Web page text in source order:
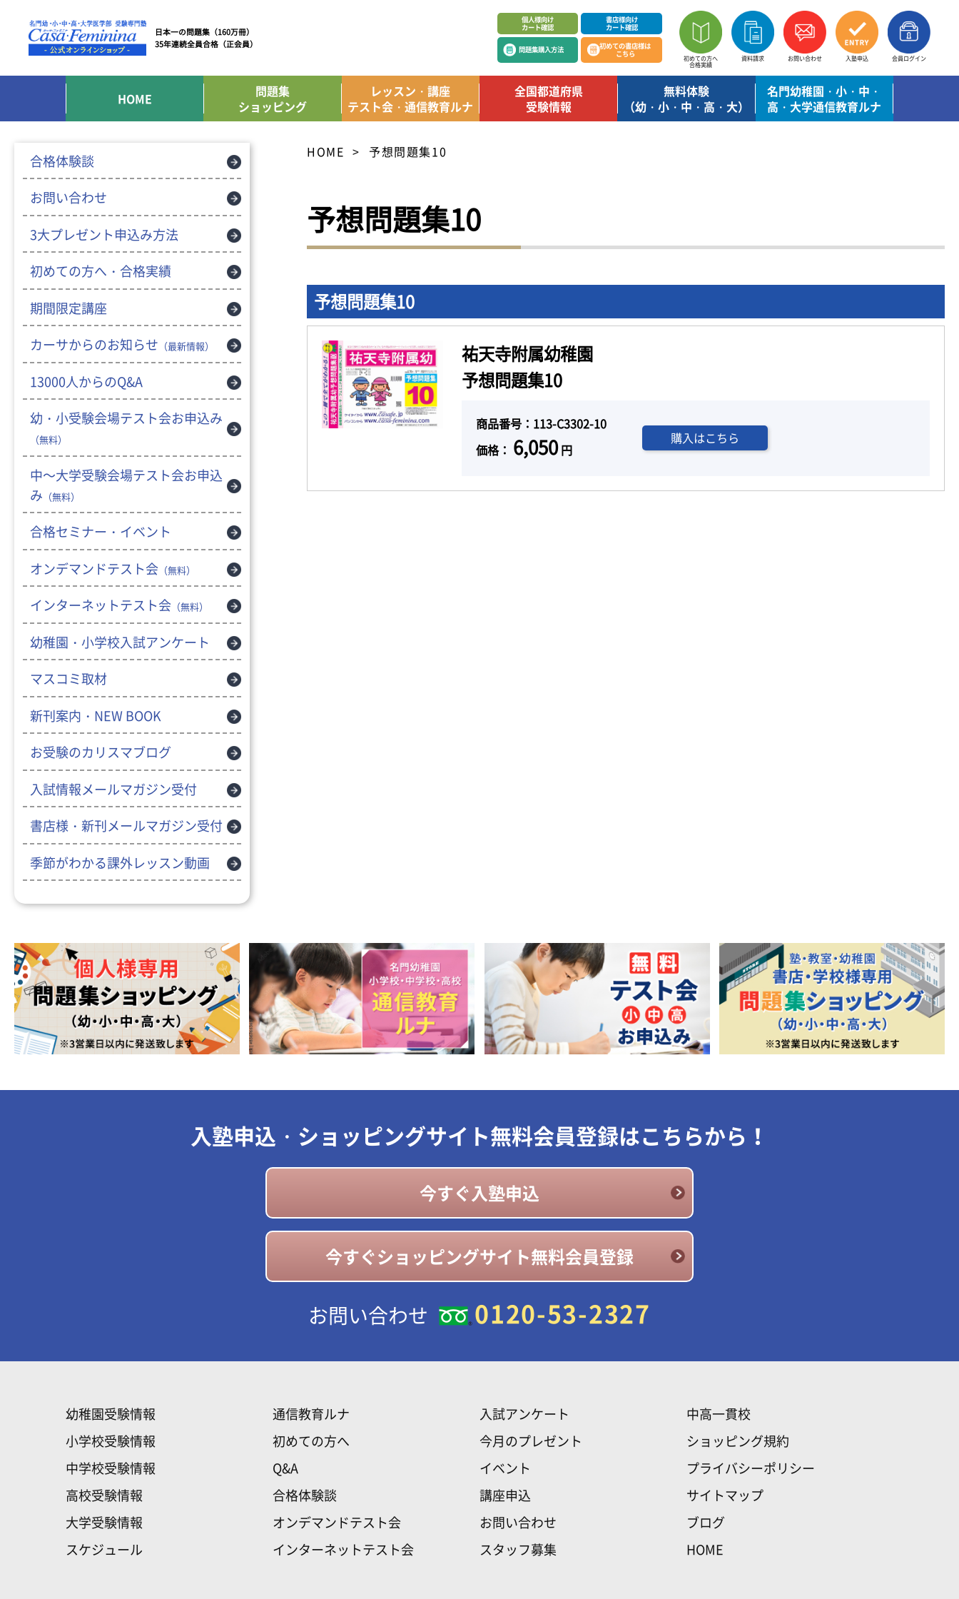
日本一の問題集（160万冊）
35年連続全員合格（正会員）
個人様向け
カート確認
書店様向け
カート確認
問題集購入方法 初めての書店様は
こちら 初めての方へ
合格実績
資料請求 お問い合わせ 入塾申込 会員ログイン
HOME
問題集
ショッピング
レッスン・講座
テスト会・通信教育ルナ
全国都道府県
受験情報
無料体験
（幼・小・中・高・大）
名門幼稚園・小・中・
高・大学通信教育ルナ
HOME 予想問題集10
予想問題集10
予想問題集10
祐天寺附属幼稚園
予想問題集10
商品番号：113-C3302-10
価格： 6,050円
購入はこちら
合格体験談
お問い合わせ
3大プレゼント申込み方法
初めての方へ・合格実績
期間限定講座
カーサからのお知らせ （最新情報）
13000人からのQ&A
幼・小受験会場テスト会お申込み
（無料）
中～大学受験会場テスト会お申込
み （無料）
合格セミナー・イベント
オンデマンドテスト会 （無料）
インターネットテスト会 （無料）
幼稚園・小学校入試アンケート
マスコミ取材
新刊案内・NEW BOOK
お受験のカリスマブログ
入試情報メールマガジン受付
書店様・新刊メールマガジン受付
季節がわかる課外レッスン動画
入塾申込・ショッピングサイト無料会員登録はこちらから！
今すぐ入塾申込
今すぐショッピングサイト無料会員登録
お問い合わせ 0120-53-2327
幼稚園受験情報
小学校受験情報
中学校受験情報
高校受験情報
大学受験情報
スケジュール
通信教育ルナ
初めての方へ
Q&A
合格体験談
オンデマンドテスト会
インターネットテスト会
入試アンケート
今月のプレゼント
イベント
講座申込
お問い合わせ
スタッフ募集
中高一貫校
ショッピング規約
プライバシーポリシー
サイトマップ
ブログ
HOME